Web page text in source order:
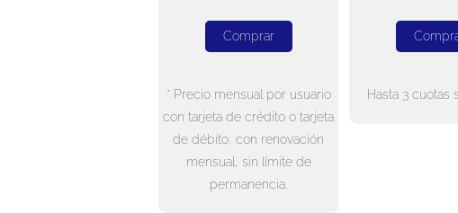
Comprar
* Precio mensual por usuario
con tarjeta de crédito o tarjeta
de débito, con renovación
mensual, sin límite de
permanencia.
Hasta 3 cuotas